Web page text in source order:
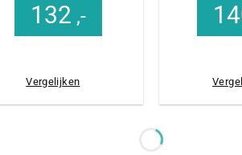
132 ,-
Vergelijken